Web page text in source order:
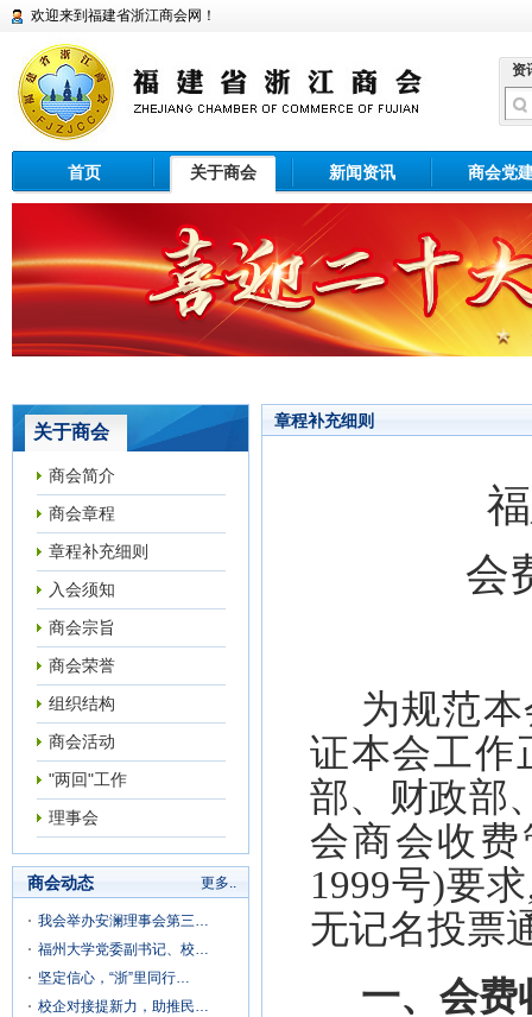
欢迎来到福建省浙江商会网！
资
首页 关于商会 新闻资讯 商会党
关于商会
商会简介
商会章程
章程补充细则
入会须知
商会宗旨
商会荣誉
组织结构
商会活动
"两回"工作
理事会
商会动态 更多..
我会举办安澜理事会第三…
福州大学党委副书记、校…
坚定信心，“浙”里同行…
校企对接提新力，助推民…
章程补充细则
会
为规范
证本会工作
部、财政部
会商会收
1999号)要
无记名投票
一、会费